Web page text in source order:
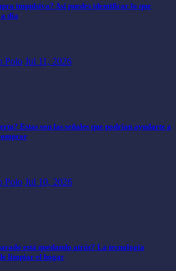
impulsiva? Así puedes identificar lo que
día
Polo Jul 11, 2026
Estas son las señales que podrían ayudarte a
Polo Jul 10, 2026
está quedando atrás? La tecnología
limpiar el hogar